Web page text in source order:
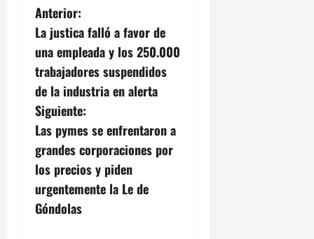
N
a
v
e
g
a
c
i
Anterior:
La justica falló a favor de
una empleada y los 250.000
trabajadores suspendidos
de la industria en alerta
Siguiente:
Las pymes se enfrentaron a
grandes corporaciones por
los precios y piden
urgentemente la Le de
Góndolas